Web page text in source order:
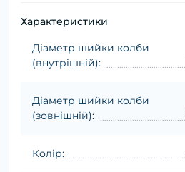
Характеристики
Діаметр шийки колби
(внутрішній):
Діаметр шийки колби
(зовнішній):
Колір: